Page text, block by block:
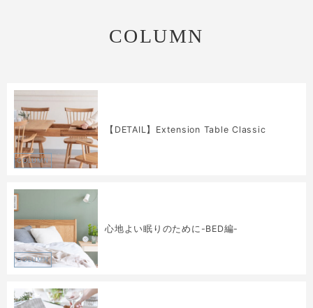
COLUMN
COLUMN
【DETAIL】Extension Table Classic
COLUMN
心地よい眠りのために-BED編-